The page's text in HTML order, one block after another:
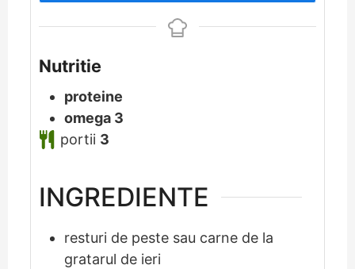
Nutritie
proteine
omega 3
portii 3
INGREDIENTE
resturi de peste sau carne de la
gratarul de ieri